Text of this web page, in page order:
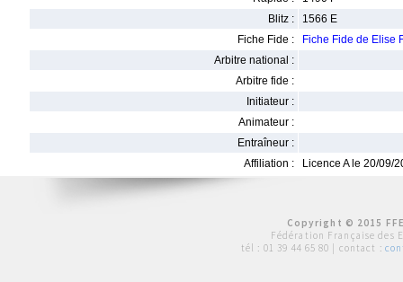
Blitz :
1566 E
Fiche Fide :
Fiche Fide de Elise
Arbitre national :
Arbitre fide :
Initiateur :
Animateur :
Entraîneur :
Affiliation :
Licence A le 20/09/
Copyright © 2015
Fédération Française des
tél : 01 39 44 65 80 | contact :